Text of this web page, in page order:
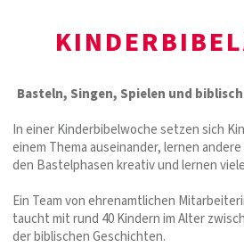
Basteln, Singen, Spielen und
In einer Kinderbibelwoche setzen sich
einem Thema auseinander, lernen
den Bastelphasen kreativ und lernen
Ein Team von ehrenamtlichen
taucht mit rund 40 Kindern im Alter
der biblischen Geschichten.